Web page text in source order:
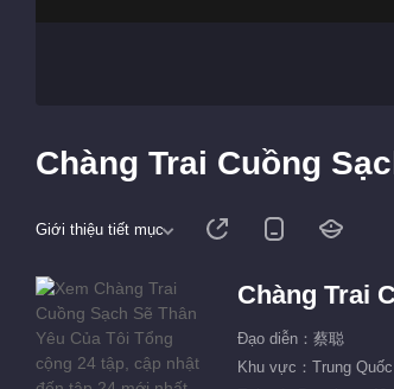
Chàng Trai Cuồng
Giới thiệu tiết mục
Chàng Trai
Đạo diễn：蔡聪
Khu vực：Trung